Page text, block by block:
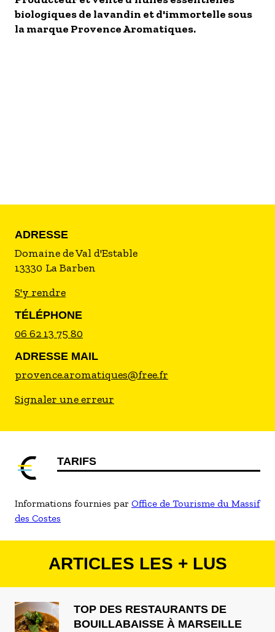
- Les établissements Accueil vélo
LES OFFRES MYPROVENCE
biologiques de lavandin et d'immortelle sous
la marque Provence Aromatiques.
ADRESSE
Domaine de Val d'Estable
13330 La Barben
S'y rendre
TÉLÉPHONE
06 62 13 75 80
ADRESSE MAIL
provence.aromatiques@free.fr
Signaler une erreur
TARIFS
Informations fournies par Office de Tourisme du Massif
des Costes
ARTICLES LES + LUS
TOP DES RESTAURANTS DE
BOUILLABAISSE À MARSEILLE